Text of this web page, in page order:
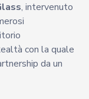
, intervenuto
con la quale
da un